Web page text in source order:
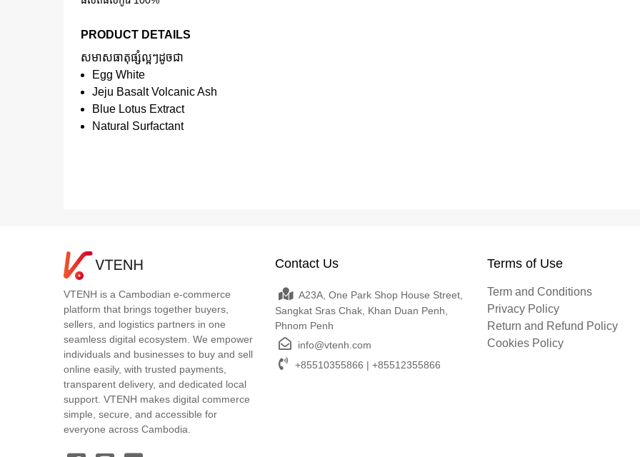
PRODUCT DETAILS
សមាសធាតុផ្សំល្អៗដូចជា
Egg White
Jeju Basalt Volcanic Ash
Blue Lotus Extract
Natural Surfactant
VTENH is a Cambodian e-commerce
platform that brings together buyers,
sellers, and logistics partners in one
seamless digital ecosystem. We empower
individuals and businesses to buy and sell
online easily, with trusted payments,
transparent delivery, and dedicated local
support. VTENH makes digital commerce
simple, secure, and accessible for
everyone across Cambodia.
Contact Us
A23A, One Park Shop House Street,
Sangkat Sras Chak, Khan Duan Penh,
Phnom Penh
info@vtenh.com
+85510355866 | +85512355866
Terms of Use
Term and Conditions
Privacy Policy
Return and Refund Policy
Cookies Policy